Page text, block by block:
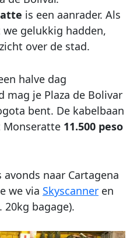
is een aanrader. Als
gelukkig hadden,
over de stad.
halve dag
mag je Plaza de Bolivar
bent. De kabelbaan
Monseratte 11.500 peso
avonds naar Cartagena
we via Skyscanner en
20kg bagage).